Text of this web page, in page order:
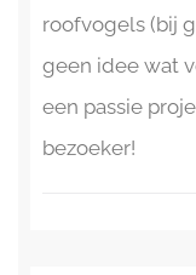
roofvogels (bij
geen idee wat
een passie
bezoeker!